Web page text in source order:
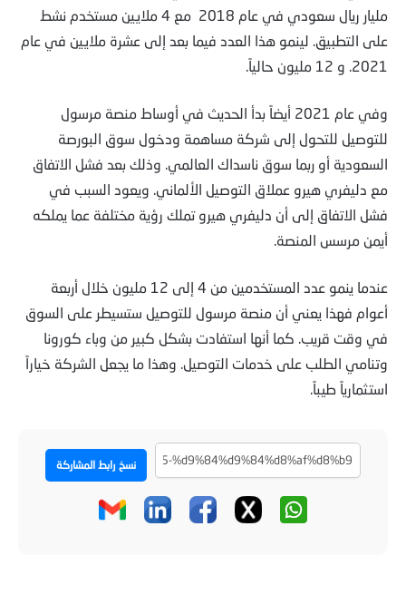
مليار ريال سعودي في عام 2018 مع 4 ملايين مستخدم نشط
على التطبيق. لينمو هذا العدد فيما بعد إلى عشرة ملايين في عام
2021. و 12 مليون حالياً.
وفي عام 2021 أيضاً بدأ الحديث في أوساط منصة مرسول
للتوصيل للتحول إلى شركة مساهمة ودخول سوق البورصة
السعودية أو ربما سوق ناسداك العالمي. وذلك بعد فشل الاتفاق
مع دليفري هيرو عملاق التوصيل الألماني. ويعود السبب في
فشل الاتفاق إلى أن دليفري هيرو تملك رؤية مختلفة عما يملكه
أيمن مرسس المنصة.
عندما ينمو عدد المستخدمين من 4 إلى 12 مليون خلال أربعة
أعوام فهذا يعني أن منصة مرسول للتوصيل ستسيطر على السوق
في وقت قريب. كما أنها استفادت بشكل كبير من وباء كورونا
وتنامي الطلب على خدمات التوصيل. وهذا ما يجعل الشركة خياراً
استثمارياً طيباً.
نسخ رابط المشاركة